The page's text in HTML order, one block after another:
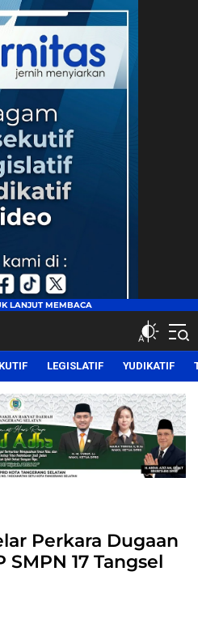
LEGISLATIF YUDIKATIF
Perkara Dugaan
17 Tangsel